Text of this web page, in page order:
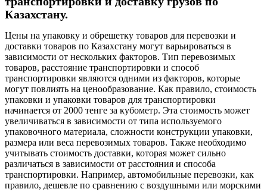
Казахстану.
Цены на упаковку и обрешетку товаров для перевозки и
доставки товаров по Казахстану могут варьироваться в
зависимости от нескольких факторов. Тип перевозимых
товаров, расстояние транспортировки и способ
транспортировки являются одними из факторов, которые
могут повлиять на ценообразование. Как правило, стоимость
упаковки и упаковки товаров для транспортировки
начинается от 2000 тенге за кубометр. Эта стоимость может
увеличиваться в зависимости от типа используемого
упаковочного материала, сложности конструкции упаковки,
размера или веса перевозимых товаров. Также необходимо
учитывать стоимость доставки, которая может сильно
различаться в зависимости от расстояния и способа
транспортировки. Например, автомобильные перевозки, как
правило, дешевле по сравнению с воздушными или морскими